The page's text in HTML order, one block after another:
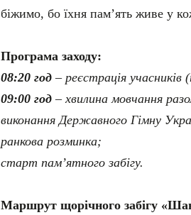
біжимо, бо їхня пам’ять живе у
Програма заходу:
08:20 год – реєстрація
09:00 год– хвилина мовчання
виконання Державного Гімну
ранкова розминка;
старт пам’ятного забігу.
Маршрут щорічного забігу